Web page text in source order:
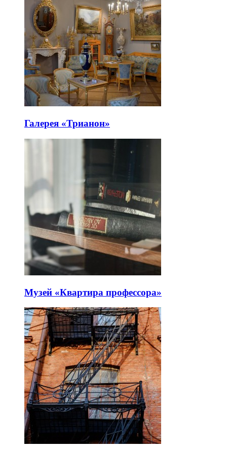
Галерея «Трианон»
Музей «Квартира профессора»